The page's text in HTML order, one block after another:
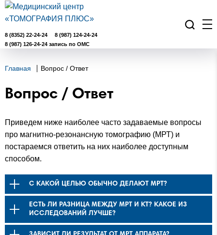
8 (8352) 22-24-24
8 (987) 124-24-24
8 (987) 126-24-24 запись по ОМС
Главная Вопрос / Ответ
Вопрос / Ответ
Приведем ниже наиболее часто задаваемые вопросы
про магнитно-резонансную томографию (МРТ) и
постараемся ответить на них наиболее доступным
способом.
С КАКОЙ ЦЕЛЬЮ ОБЫЧНО ДЕЛАЮТ МРТ?
ЕСТЬ ЛИ РАЗНИЦА МЕЖДУ МРТ И КТ? КАКОЕ ИЗ
ИССЛЕДОВАНИЙ ЛУЧШЕ?